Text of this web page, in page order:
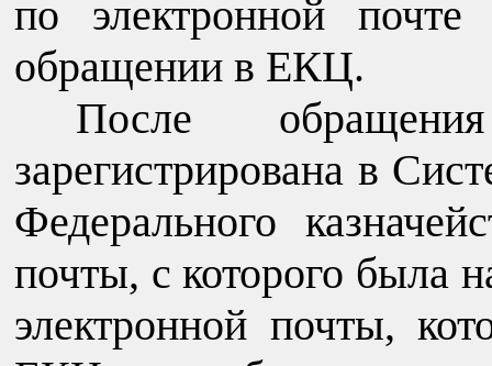
по электронной
обращении в ЕКЦ.
После
зарегистрирована в
Федерального
почты, с которого была
электронной почты,